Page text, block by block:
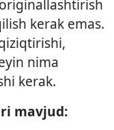
kerak emas.
nima
kerak.
mavjud: